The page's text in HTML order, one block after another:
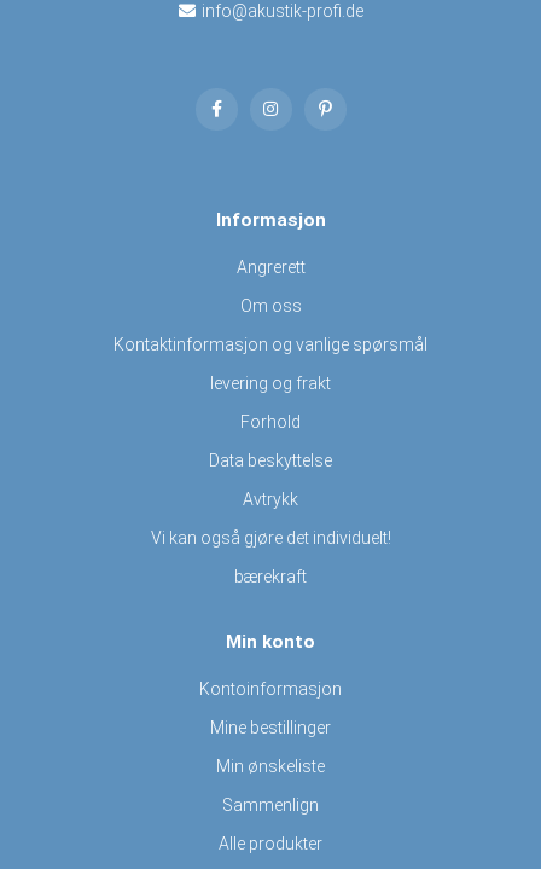
info@akustik-profi.de
Informasjon
Angrerett
Om oss
Kontaktinformasjon og vanlige spørsmål
levering og frakt
Forhold
Data beskyttelse
Avtrykk
Vi kan også gjøre det individuelt!
bærekraft
Min konto
Kontoinformasjon
Mine bestillinger
Min ønskeliste
Sammenlign
Alle produkter